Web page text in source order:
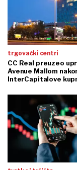
trgovački centri
CC Real preuzeo
Avenue Mallom
InterCapitalove